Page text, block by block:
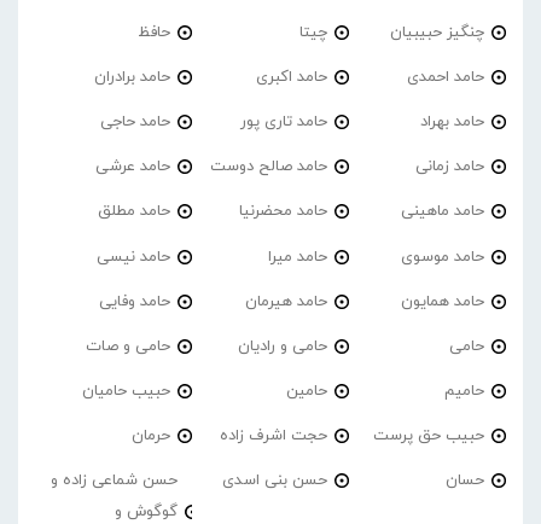
چنگیز حبیبیان چیتا حافظ
حامد احمدی حامد اکبری حامد برادران
حامد بهراد حامد تاری پور حامد حاجی
حامد زمانی حامد صالح دوست حامد عرشی
حامد ماهینی حامد محضرنیا حامد مطلق
حامد موسوی حامد میرا حامد نیسی
حامد همایون حامد هیرمان حامد وفایی
حامی حامی و رادیان حامی و صات
حامیم حامین حبیب حامیان
حبیب حق پرست حجت اشرف زاده حرمان
حسان حسن بنی اسدی
حسن شماعی زاده و
گوگوش و